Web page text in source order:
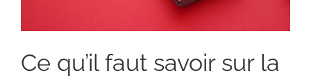
Nous
Ce qu’il faut savoir sur la